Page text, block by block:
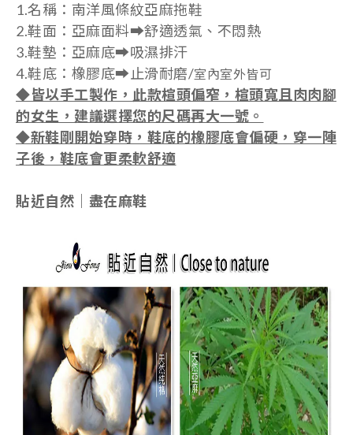
1.名稱：南洋風條紋亞麻拖鞋
2.鞋面：亞麻面料➡️舒適透氣、不悶熱
3.鞋墊：亞麻底➡️吸濕排汗
4.鞋底：橡膠底➡️止滑耐磨/室內室外皆可
◆皆以手工製作，此款楦頭偏窄，楦頭寬且肉肉腳
的女生，建議選擇您的尺碼再大一號。
◆新鞋剛開始穿時，鞋底的橡膠底會偏硬，穿一陣
子後，鞋底會更柔軟舒適
貼近自然｜盡在麻鞋